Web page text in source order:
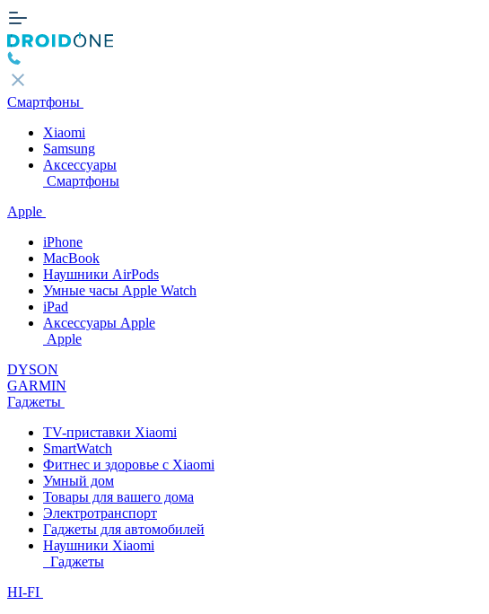
Смартфоны
Xiaomi
Samsung
Аксессуары
Смартфоны
Apple
iPhone
MacBook
Наушники AirPods
Умные часы Apple Watch
iPad
Аксессуары Apple
Apple
DYSON
GARMIN
Гаджеты
TV-приставки Xiaomi
SmartWatch
Фитнес и здоровье с Xiaomi
Умный дом
Товары для вашего дома
Электротранспорт
Гаджеты для автомобилей
Наушники Xiaomi
Гаджеты
HI-FI